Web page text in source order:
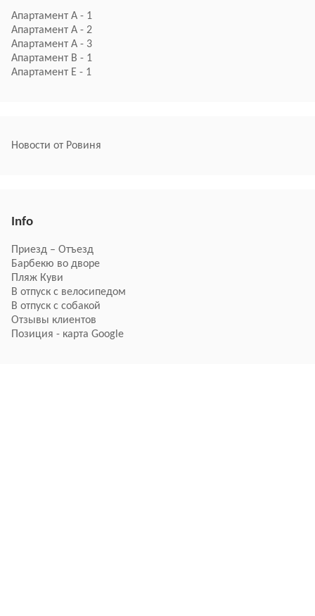
Апартамент A - 1
Апартамент A - 2
Апартамент A - 3
Апартамент B - 1
Апартамент E - 1
Новости от Ровиня
Info
Приезд – Отъезд
Барбекю во дворе
Пляж Куви
В отпуск с велосипедом
В отпуск с собакой
Отзывы клиентов
Позиция - карта Google